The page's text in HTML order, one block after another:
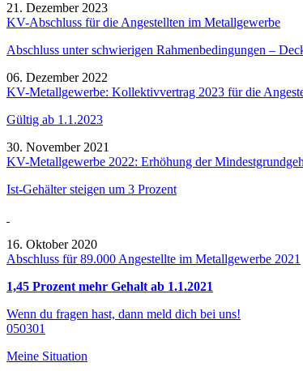
21. Dezember 2023
KV-Abschluss für die Angestellten im Metallgewerbe
Abschluss unter schwierigen Rahmenbedingungen –
06. Dezember 2022
KV-Metallgewerbe: Kollektivvertrag 2023 für die
Gültig ab 1.1.2023
30. November 2021
KV-Metallgewerbe 2022: Erhöhung der
Ist-Gehälter steigen um 3 Prozent
16. Oktober 2020
Abschluss für 89.000 Angestellte im Metallgewerbe 2021
1,45 Prozent mehr Gehalt ab 1.1.2021
Wenn du fragen hast, dann meld dich bei uns!
050301
Meine Situation